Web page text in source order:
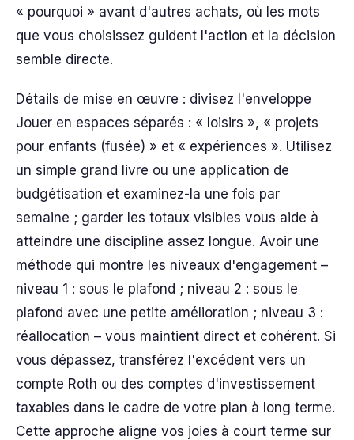
« pourquoi » avant d'autres achats, où les mots
que vous choisissez guident l'action et la décision
semble directe.
Détails de mise en œuvre : divisez l'enveloppe
Jouer en espaces séparés : « loisirs », « projets
pour enfants (fusée) » et « expériences ». Utilisez
un simple grand livre ou une application de
budgétisation et examinez-la une fois par
semaine ; garder les totaux visibles vous aide à
atteindre une discipline assez longue. Avoir une
méthode qui montre les niveaux d'engagement –
niveau 1 : sous le plafond ; niveau 2 : sous le
plafond avec une petite amélioration ; niveau 3 :
réallocation – vous maintient direct et cohérent. Si
vous dépassez, transférez l'excédent vers un
compte Roth ou des comptes d'investissement
taxables dans le cadre de votre plan à long terme.
Cette approche aligne vos joies à court terme sur